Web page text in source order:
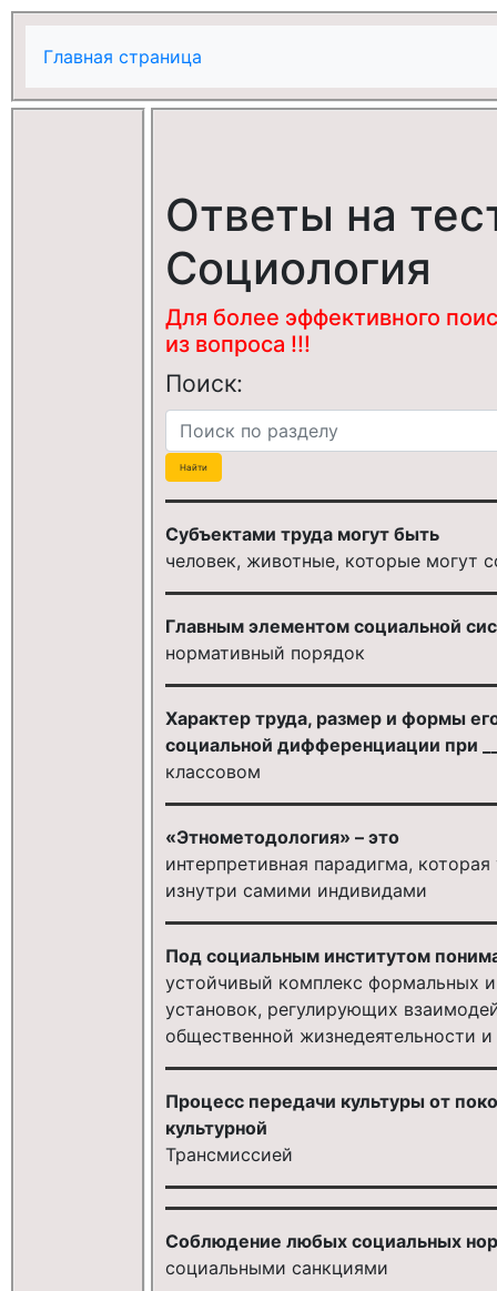
Главная страница
Ответы на
Социология
Для более эффективного
из вопроса !!!
Поиск:
Субъектами труда могут быть
человек, животные, которые могут
Главным элементом социальной
нормативный порядок
Характер труда, размер и формы
социальной дифференциации при
классовом
«Этнометодология» – это
интерпретивная парадигма,
изнутри самими индивидами
Под социальным институтом
устойчивый комплекс формальных
установок, регулирующих
общественной жизнедеятельности
Процесс передачи культуры от
культурной
Трансмиссией
Соблюдение любых социальных
социальными санкциями